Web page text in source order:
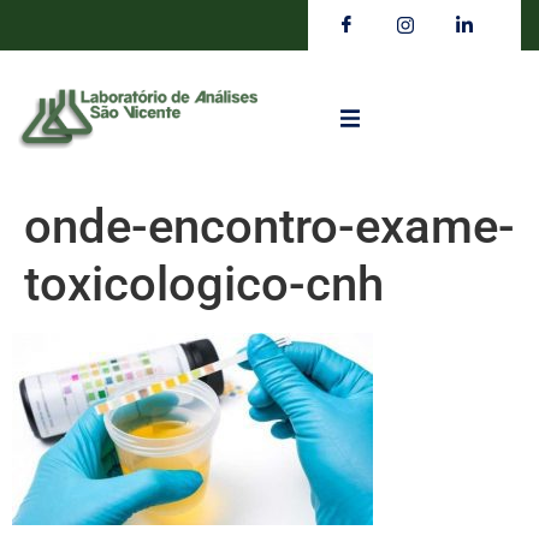
onde-encontro-exame-
toxicologico-cnh